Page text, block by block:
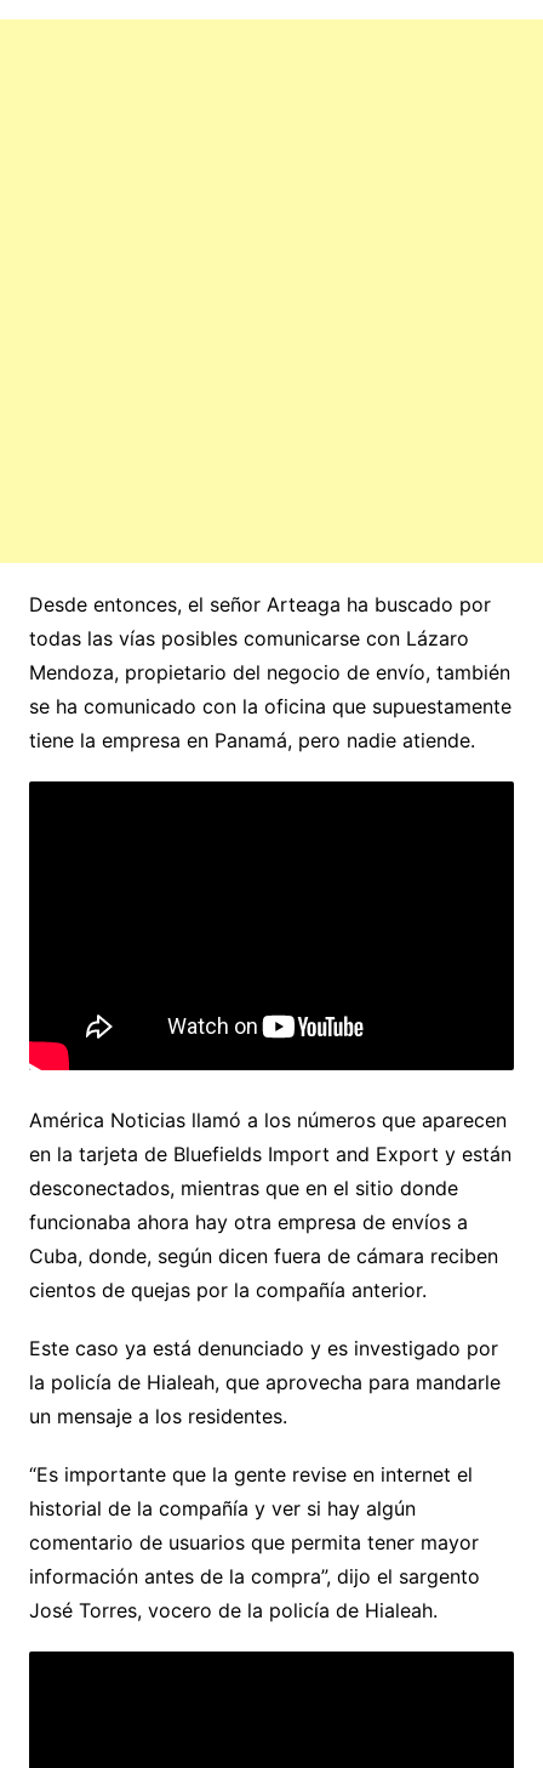
Desde entonces, el señor Arteaga ha buscado por
todas las vías posibles comunicarse con Lázaro
Mendoza, propietario del negocio de envío, también
se ha comunicado con la oficina que supuestamente
tiene la empresa en Panamá, pero nadie atiende.
América Noticias llamó a los números que aparecen
en la tarjeta de Bluefields Import and Export y están
desconectados, mientras que en el sitio donde
funcionaba ahora hay otra empresa de envíos a
Cuba, donde, según dicen fuera de cámara reciben
cientos de quejas por la compañía anterior.
Este caso ya está denunciado y es investigado por
la policía de Hialeah, que aprovecha para mandarle
un mensaje a los residentes.
“Es importante que la gente revise en internet el
historial de la compañía y ver si hay algún
comentario de usuarios que permita tener mayor
información antes de la compra”, dijo el sargento
José Torres, vocero de la policía de Hialeah.